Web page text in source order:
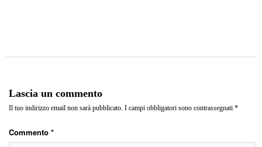
Lascia un commento
Il tuo indirizzo email non sarà pubblicato. I campi obbligatori sono contrassegnati *
Commento *